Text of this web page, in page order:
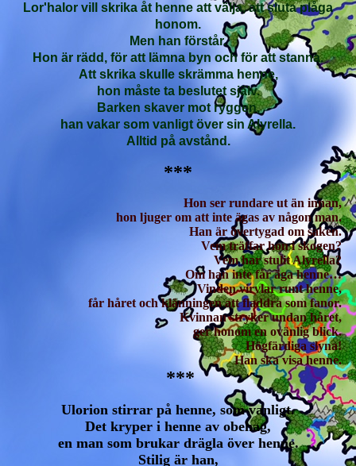
Lor'halor vill skrika åt henne att välja, att sluta plåga
honom.
Men han förstår.
Hon är rädd, för att lämna byn och för att stanna.
Att skrika skulle skrämma henne,
hon måste ta beslutet själv.
Barken skaver mot ryggen,
han vakar som vanligt över sin Alyrella.
Alltid på avstånd.
***
Hon ser rundare ut än innan,
hon ljuger om att inte ägas av någon man.
Han är övertygad om saken.
Vem träffar hon i skogen?
Vem har stulit Alyrella?
Om han inte får äga henne…
Vinden virvlar runt henne,
får håret och klänningen att fladdra som fanor.
Kvinnan stryker undan håret,
ger honom en ovänlig blick.
Högfärdiga slyna!
Han ska visa henne.
***
Ulorion stirrar på henne, som vanligt.
Det kryper i henne av obehag,
en man som brukar drägla över henne.
Stilig är han,